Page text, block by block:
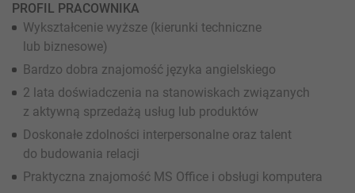
PROFIL PRACOWNIKA
Wykształcenie wyższe (kierunki techniczne
lub biznesowe)
Bardzo dobra znajomość języka angielskiego
2 lata doświadczenia na stanowiskach związanych
z aktywną sprzedażą usług lub produktów
Doskonałe zdolności interpersonalne oraz talent
do budowania relacji
Praktyczna znajomość MS Office i obsługi komputera